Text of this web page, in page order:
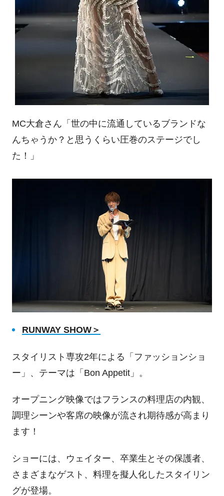
MC大倉さん「世の中に流通しているブランドな
んちゃうか？と思うくらい圧巻のステージでし
た！」
RUNWAY SHOW＞
スタイリスト専攻2年による「ファッションショ
ー」、テーマは「 Bon Appetit」。
オープニング映像ではフランスの料理店の内観、
調理シーンや客席の映像が流され期待感が高まり
ます！
ショーには、ウェイター、卒業生とその保護者、
さまざまなゲスト、料理を擬人化したスタイリン
グが登場。